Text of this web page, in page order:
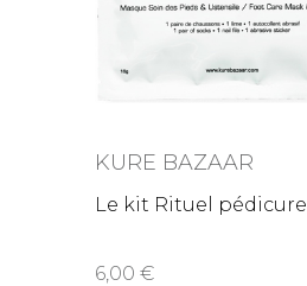
KURE BAZAAR
Le kit Rituel pédicure
6,00